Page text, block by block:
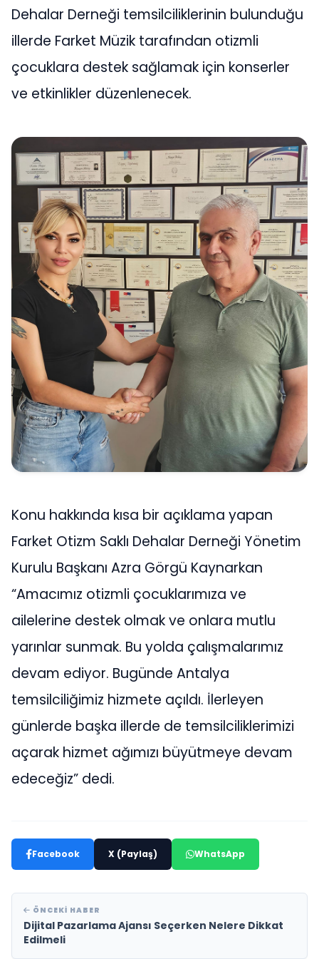
Dehalar Derneği temsilciliklerinin bulunduğu
illerde Farket Müzik tarafından otizmli
çocuklara destek sağlamak için konserler
ve etkinlikler düzenlenecek.
Konu hakkında kısa bir açıklama yapan
Farket Otizm Saklı Dehalar Derneği Yönetim
Kurulu Başkanı Azra Görgü Kaynarkan
“Amacımız otizmli çocuklarımıza ve
ailelerine destek olmak ve onlara mutlu
yarınlar sunmak. Bu yolda çalışmalarımız
devam ediyor. Bugünde Antalya
temsilciliğimiz hizmete açıldı. İlerleyen
günlerde başka illerde de temsilciliklerimizi
açarak hizmet ağımızı büyütmeye devam
edeceğiz” dedi.
Facebook X (Paylaş) WhatsApp
ÖNCEKI HABER
Dijital Pazarlama Ajansı Seçerken Nelere Dikkat
Edilmeli